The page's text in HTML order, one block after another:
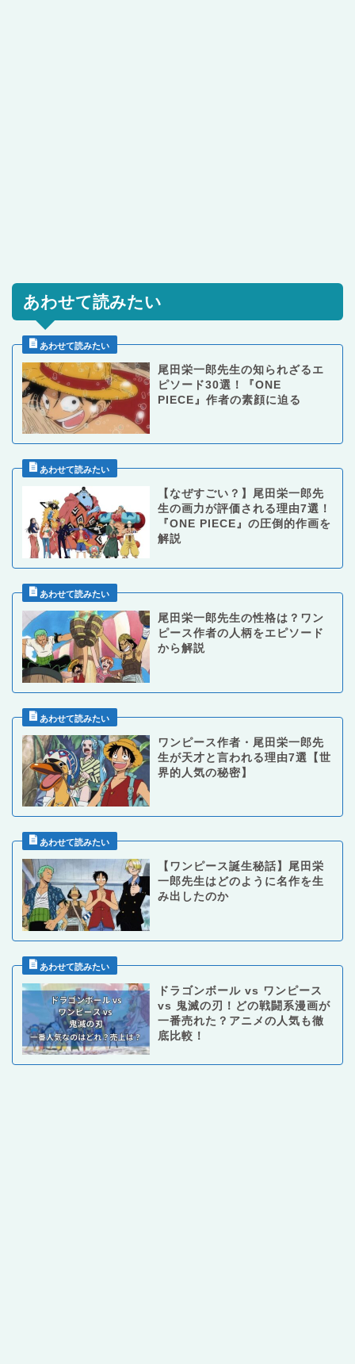
あわせて読みたい
尾田栄一郎先生の知られざるエ
ピソード30選！『ONE
PIECE』作者の素顔に迫る
【なぜすごい？】尾田栄一郎先
生の画力が評価される理由7選！
『ONE PIECE』の圧倒的作画を
解説
尾田栄一郎先生の性格は？ワン
ピース作者の人柄をエピソード
から解説
ワンピース作者・尾田栄一郎先
生が天才と言われる理由7選【世
界的人気の秘密】
【ワンピース誕生秘話】尾田栄
一郎先生はどのように名作を生
み出したのか
ドラゴンボール vs ワンピース
vs 鬼滅の刃！どの戦闘系漫画が
一番売れた？アニメの人気も徹
底比較！